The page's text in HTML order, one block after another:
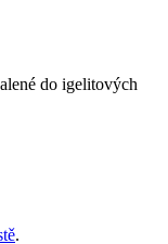
do igelitových
.